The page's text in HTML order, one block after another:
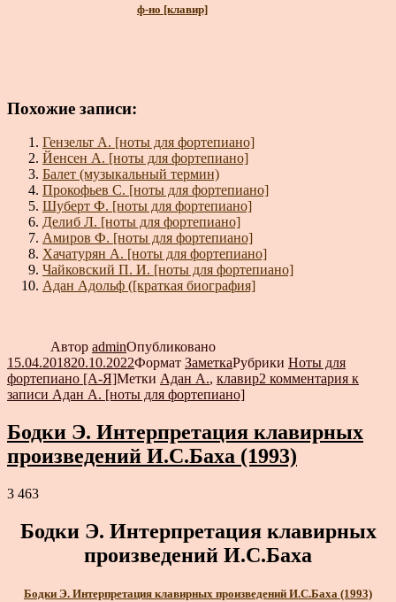
ф-но [клавир]
Похожие записи:
Гензельт А. [ноты для фортепиано]
Йенсен А. [ноты для фортепиано]
Балет (музыкальный термин)
Прокофьев С. [ноты для фортепиано]
Шуберт Ф. [ноты для фортепиано]
Делиб Л. [ноты для фортепиано]
Амиров Ф. [ноты для фортепиано]
Хачатурян А. [ноты для фортепиано]
Чайковский П. И. [ноты для фортепиано]
Адан Адольф ([краткая биография]
Автор adminОпубликовано
15.04.201820.10.2022Формат ЗаметкаРубрики Ноты для
фортепиано [А-Я]Метки Адан А., клавир2 комментария к
записи Адан А. [ноты для фортепиано]
Бодки Э. Интерпретация клавирных
произведений И.С.Баха (1993)
3 463
Бодки Э. Интерпретация клавирных
произведений И.С.Баха
Бодки Э. Интерпретация клавирных произведений И.С.Баха (1993)